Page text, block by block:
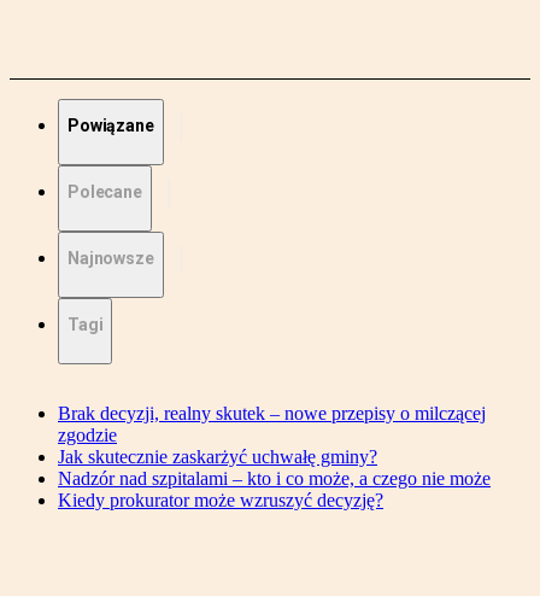
Powiązane
Polecane
Najnowsze
Tagi
Brak decyzji, realny skutek – nowe przepisy o milczącej
zgodzie
Jak skutecznie zaskarżyć uchwałę gminy?
Nadzór nad szpitalami – kto i co może, a czego nie może
Kiedy prokurator może wzruszyć decyzję?